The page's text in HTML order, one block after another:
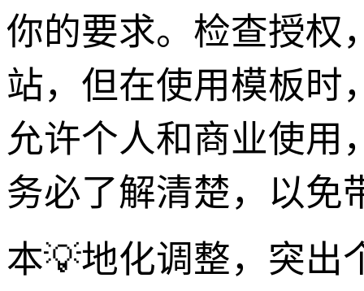
你的要求。检查授权
站，但在使用模板时
允许个人和商业使用
务必了解清楚，以免
本💡地化调整，突出